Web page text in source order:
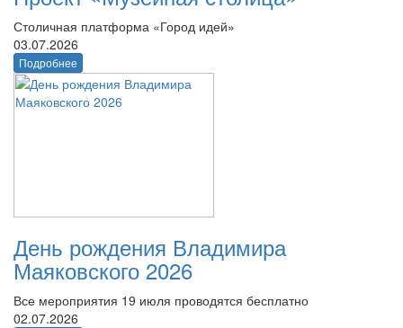
Столичная платформа «Город идей»
03.07.2026
Подробнее
День рождения Владимира
Маяковского 2026
Все мероприятия 19 июля проводятся бесплатно
02.07.2026